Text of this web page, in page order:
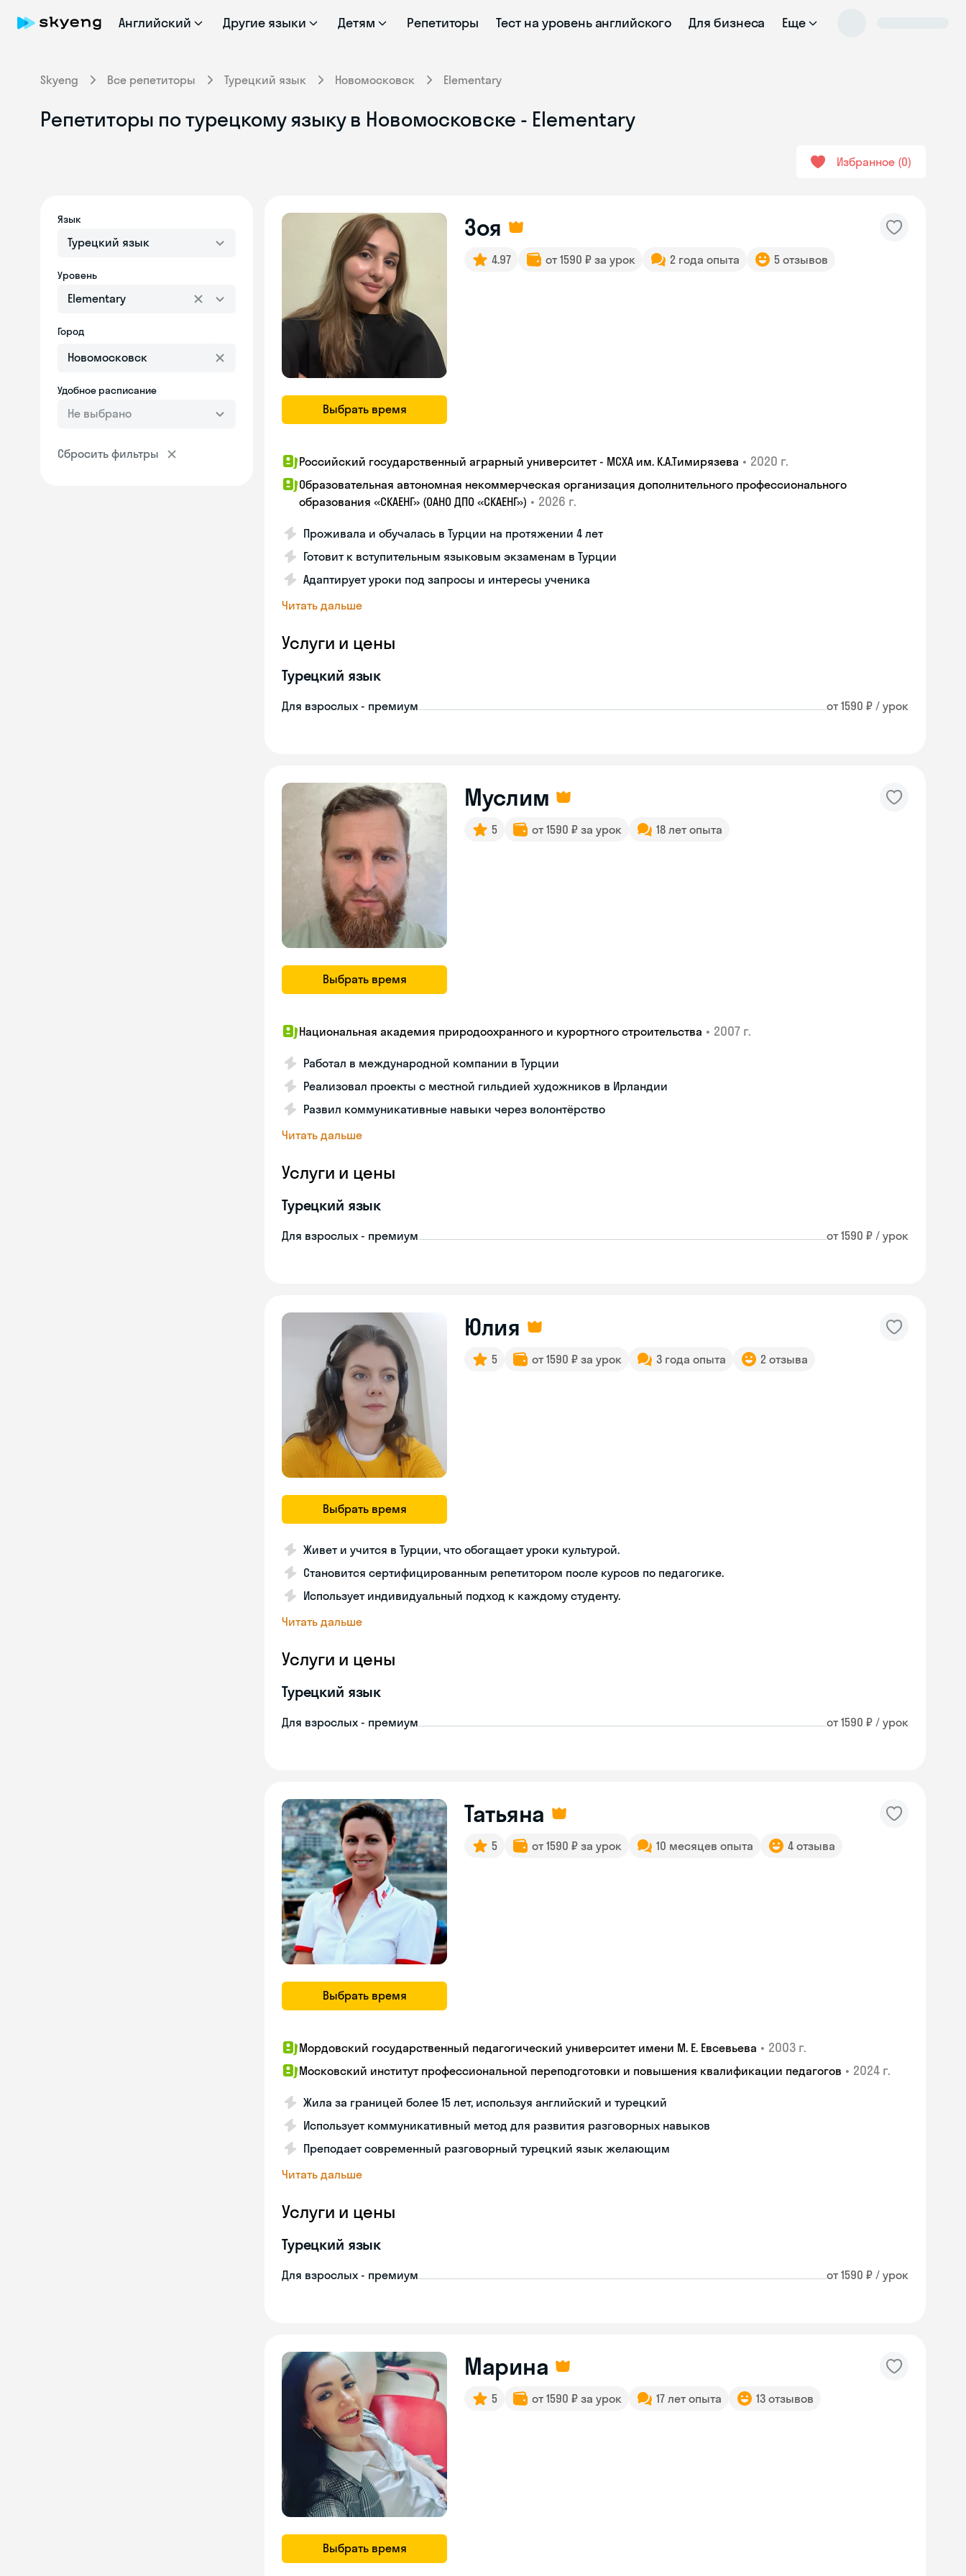
Английский Другие языки Детям Репетиторы Тест на уровень английского Для бизнеса Еще
Skyeng Все репетиторы Турецкий язык Новомосковск Elementary
Репетиторы по турецкому языку в Новомосковске - Elementary
Избранное 0
Язык
Турецкий язык
Уровень
Elementary
Город
Удобное расписание
Не выбрано
Сбросить фильтры
Выбрать время
Зоя
4.97 от 1590 ₽ за урок 2 года опыта 5 отзывов
Российский государственный аграрный университет - МСХА им. К.А.Тимирязева • 2020 г.
Образовательная автономная некоммерческая организация дополнительного профессионального
образования «СКАЕНГ» (ОАНО ДПО «СКАЕНГ») • 2026 г.
Проживала и обучалась в Турции на протяжении 4 лет
Готовит к вступительным языковым экзаменам в Турции
Адаптирует уроки под запросы и интересы ученика
Читать дальше
Услуги и цены
Турецкий язык
Для взрослых - премиум от 1590 ₽ / урок
Выбрать время
Муслим
5 от 1590 ₽ за урок 18 лет опыта
Национальная академия природоохранного и курортного строительства • 2007 г.
Работал в международной компании в Турции
Реализовал проекты с местной гильдией художников в Ирландии
Развил коммуникативные навыки через волонтёрство
Читать дальше
Услуги и цены
Турецкий язык
Для взрослых - премиум от 1590 ₽ / урок
Выбрать время
Юлия
5 от 1590 ₽ за урок 3 года опыта 2 отзыва
Живет и учится в Турции, что обогащает уроки культурой.
Становится сертифицированным репетитором после курсов по педагогике.
Использует индивидуальный подход к каждому студенту.
Читать дальше
Услуги и цены
Турецкий язык
Для взрослых - премиум от 1590 ₽ / урок
Выбрать время
Татьяна
5 от 1590 ₽ за урок 10 месяцев опыта 4 отзыва
Мордовский государственный педагогический университет имени М. Е. Евсевьева • 2003 г.
Московский институт профессиональной переподготовки и повышения квалификации педагогов • 2024 г.
Жила за границей более 15 лет, используя английский и турецкий
Использует коммуникативный метод для развития разговорных навыков
Преподает современный разговорный турецкий язык желающим
Читать дальше
Услуги и цены
Турецкий язык
Для взрослых - премиум от 1590 ₽ / урок
Выбрать время
Марина
5 от 1590 ₽ за урок 17 лет опыта 13 отзывов